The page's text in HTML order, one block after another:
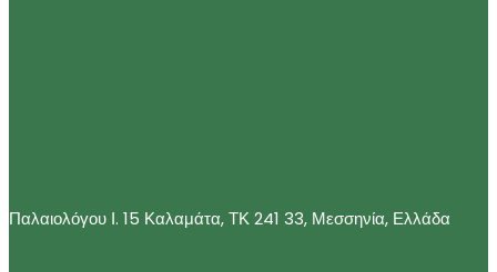
Παλαιολόγου Ι. 15 Καλαμάτα, ΤΚ 241 33, Μεσσηνία, Ελλάδα